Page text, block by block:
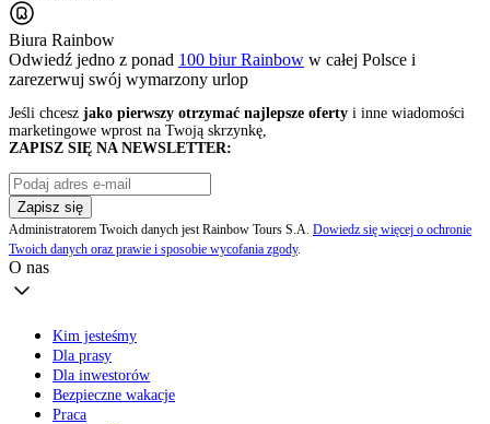
Biura Rainbow
Odwiedź jedno z ponad 100 biur Rainbow w całej Polsce i
zarezerwuj swój wymarzony urlop
Jeśli chcesz jako pierwszy otrzymać najlepsze oferty i inne wiadomości
marketingowe wprost na Twoją skrzynkę,
ZAPISZ SIĘ NA NEWSLETTER:
Zapisz się
Administratorem Twoich danych jest Rainbow Tours S.A. Dowiedz się więcej o ochronie
Twoich danych oraz prawie i sposobie wycofania zgody.
O nas
Kim jesteśmy
Dla prasy
Dla inwestorów
Bezpieczne wakacje
Praca